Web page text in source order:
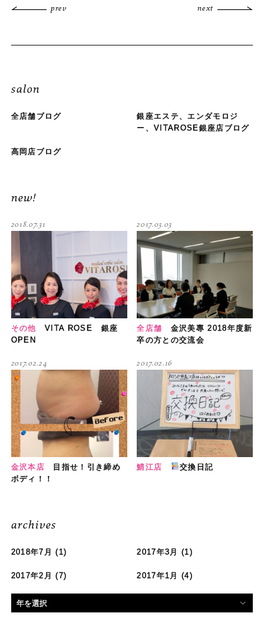
prev next
salon
全店舗ブログ
銀座エステ、エンダモロジ
ー、VITAROSE銀座店ブログ
高岡店ブログ
new!
その他
VITA ROSE 銀座
OPEN
2018.07.31
全店舗
金沢美專 2018年度新
卒の方との交流会
2017.03.03
金沢本店
目指せ！引き締め
ボディ！！
2017.02.24
鯖江店 交換日記
2017.02.16
archives
2018年7月 (1) 2017年3月 (1)
2017年2月 (7) 2017年1月 (4)